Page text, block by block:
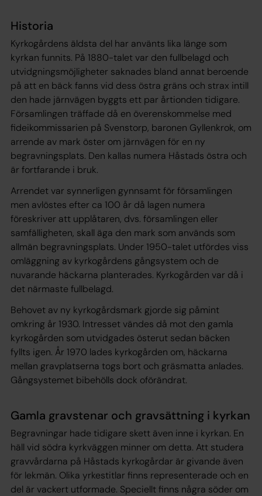
Historia
Kyrkogårdens äldsta del har använts lika länge som
kyrkan funnits. På 1880-talet var den fullbelagd och
utvidgningsmöjligheter saknades bland annat beroende
på att en bäck fanns vid dess östra gräns och strax intill
den hade järnvägen byggts ett par årtionden tidigare.
Församlingen träffade då en överenskommelse med
fideikommissarien på Svenstorp, baronen Gyllenkrok, om
arrende av mark öster om järnvägen för en ny
begravningsplats. Den kallas numera Håstads östra och
är fortfarande i bruk.
Arrendet var synnerligen gynnsamt för församlingen
men avlöstes efter ca 100 år då lagen numera
föreskriver att upplåtaren, dvs. församlingen eller
samfälligheten, skall äga den mark som används som
allmän begravningsplats. Under 1950-talet utfördes viss
omläggning av kyrkogårdens gångsystem och de
nuvarande häckarna planterades. Kyrkogården var då i
det närmaste fullbelagd.
Behovet av ny kyrkogårdsmark gjorde sig påmint
omkring år 1930. Intresset vändes då mot den gamla
kyrkogården som utvidgades österut sedan bäcken
fyllts igen. År 1970 lades kyrkogården om, häckarna
mellan gravplatserna togs bort och gräsmatta anlades.
Gångsystemet bibehölls dock oförändrat.
Gamla gravstenar och gravsättning i kyrkan
Begravningar hade tidigare skett även inne i kyrkan. En
häll vid södra kyrkväggen minner om detta. Att studera
gravvårdarna på Håstads kyrkogårdar är givande även
för lekmän. Olika yrkestitlar finns representerade och en
del är vackert utformade. Speciellt finns några söder om